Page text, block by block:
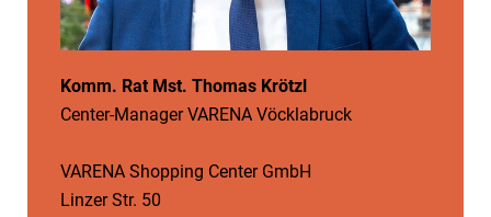
Komm. Rat Mst. Thomas Krötzl
Center-Manager VARENA Vöcklabruck
VARENA Shopping Center GmbH
Linzer Str. 50